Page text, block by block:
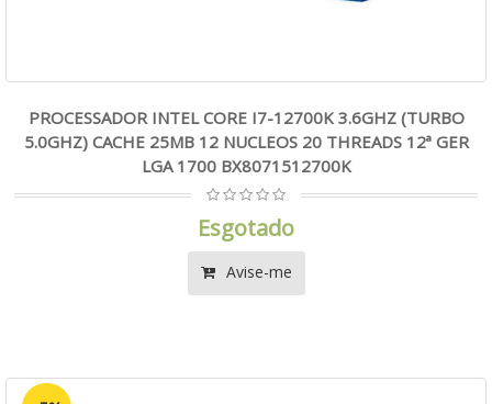
PROCESSADOR INTEL CORE I7-12700K 3.6GHZ (TURBO
5.0GHZ) CACHE 25MB 12 NUCLEOS 20 THREADS 12ª GER
LGA 1700 BX8071512700K
Esgotado
Avise-me